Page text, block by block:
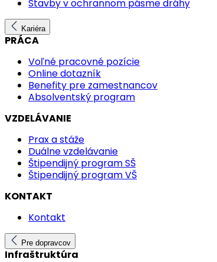
Stavby v ochrannom pásme dráhy
Kariéra
PRÁCA
Voľné pracovné pozície
Online dotazník
Benefity pre zamestnancov
Absolventský program
VZDELÁVANIE
Prax a stáže
Duálne vzdelávanie
Štipendijný program SŠ
Štipendijný program VŠ
KONTAKT
Kontakt
Pre dopravcov
Infraštruktúra